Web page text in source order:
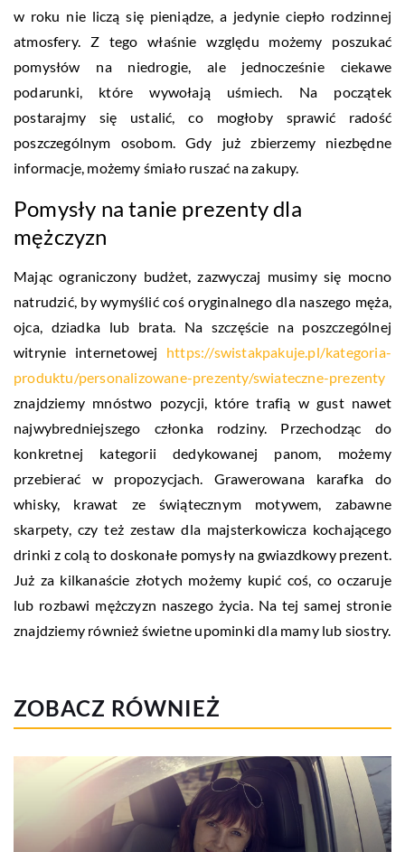
w roku nie liczą się pieniądze, a jedynie ciepło rodzinnej
atmosfery. Z tego właśnie względu możemy poszukać
pomysłów na niedrogie, ale jednocześnie ciekawe
podarunki, które wywołają uśmiech. Na początek
postarajmy się ustalić, co mogłoby sprawić radość
poszczególnym osobom. Gdy już zbierzemy niezbędne
informacje, możemy śmiało ruszać na zakupy.
Pomysły na tanie prezenty dla
mężczyzn
Mając ograniczony budżet, zazwyczaj musimy się mocno
natrudzić, by wymyślić coś oryginalnego dla naszego męża,
ojca, dziadka lub brata. Na szczęście na poszczególnej
witrynie internetowej https://swistakpakuje.pl/kategoria-
produktu/personalizowane-prezenty/swiateczne-prezenty
znajdziemy mnóstwo pozycji, które trafią w gust nawet
najwybredniejszego członka rodziny. Przechodząc do
konkretnej kategorii dedykowanej panom, możemy
przebierać w propozycjach. Grawerowana karafka do
whisky, krawat ze świątecznym motywem, zabawne
skarpety, czy też zestaw dla majsterkowicza kochającego
drinki z colą to doskonałe pomysły na gwiazdkowy prezent.
Już za kilkanaście złotych możemy kupić coś, co oczaruje
lub rozbawi mężczyzn naszego życia. Na tej samej stronie
znajdziemy również świetne upominki dla mamy lub siostry.
ZOBACZ RÓWNIEŻ